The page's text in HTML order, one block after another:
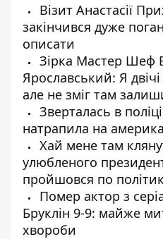
Візит Анастасії
закінчився дуже
описати
Зірка Мастер Шеф
Ярославський: Я
але не зміг там
Зверталась в
натрапила на
Хай мене там
улюбленого
пройшовся по
Помер актор з
Бруклін 9-9: майже
хвороби